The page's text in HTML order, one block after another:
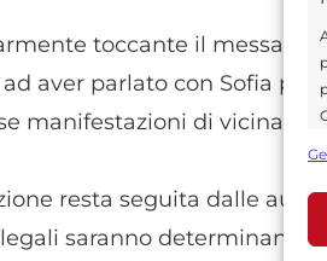
toccante il
aver parlato con Sofia
manifestazioni di vicinanza.
resta seguita dalle
saranno determinanti